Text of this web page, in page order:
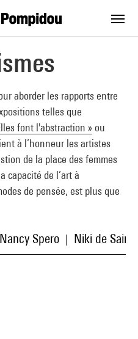
aborder les rapports entre
telles que
font l'abstraction » ou
à l’honneur les artistes
de la place des femmes
capacité de l’art à
de pensée, est plus que
Nancy Spero Niki de Saint